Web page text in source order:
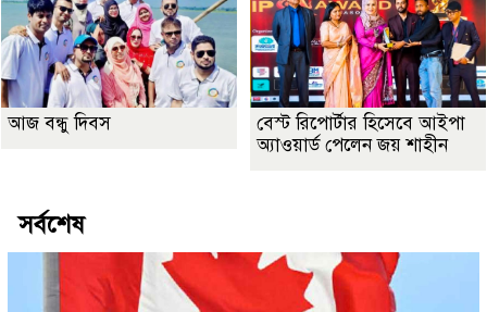
আজ বন্ধু দিবস
বেস্ট রিপোর্টার হিসেবে আইপা
অ্যাওয়ার্ড পেলেন জয় শাহীন
সর্বশেষ